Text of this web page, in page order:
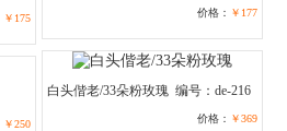
￥175 价格： ￥177
￥250
白头偕老/33朵粉玫瑰 编号：de-216
价格： ￥369